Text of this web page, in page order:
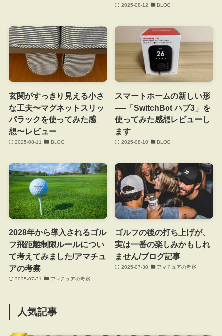
2025-08-12 BLOG
玄関がすっきり見える小さ
な工夫〜マグネットスリッ
パラックを使ってみた感
想〜レビュー
2025-08-11 BLOG
スマートホームの新しい形
──「SwitchBot ハブ3」を
使ってみた感想レビューし
ます
2025-08-10 BLOG
2028年から導入されるゴル
フ飛距離制限ルールについ
て考えてみました/アマチュ
アの考察
2025-07-31 アマチュアの考察
ゴルフの後の打ち上げが、
実は一番の楽しみかもしれ
ません/ブログ記事
2025-07-30 アマチュアの考察
人気記事